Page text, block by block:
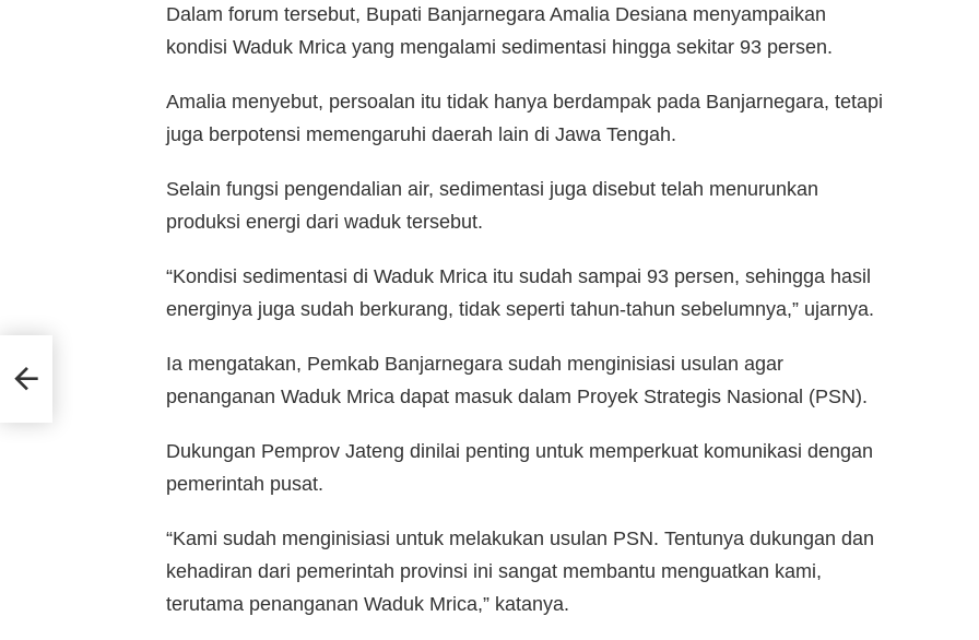
Dalam forum tersebut, Bupati Banjarnegara Amalia Desiana menyampaikan
kondisi Waduk Mrica yang mengalami sedimentasi hingga sekitar 93 persen.
Amalia menyebut, persoalan itu tidak hanya berdampak pada Banjarnegara, tetapi
juga berpotensi memengaruhi daerah lain di Jawa Tengah.
Selain fungsi pengendalian air, sedimentasi juga disebut telah menurunkan
produksi energi dari waduk tersebut.
“Kondisi sedimentasi di Waduk Mrica itu sudah sampai 93 persen, sehingga hasil
energinya juga sudah berkurang, tidak seperti tahun-tahun sebelumnya,” ujarnya.
Ia mengatakan, Pemkab Banjarnegara sudah menginisiasi usulan agar
penanganan Waduk Mrica dapat masuk dalam Proyek Strategis Nasional (PSN).
Dukungan Pemprov Jateng dinilai penting untuk memperkuat komunikasi dengan
pemerintah pusat.
“Kami sudah menginisiasi untuk melakukan usulan PSN. Tentunya dukungan dan
kehadiran dari pemerintah provinsi ini sangat membantu menguatkan kami,
terutama penanganan Waduk Mrica,” katanya.